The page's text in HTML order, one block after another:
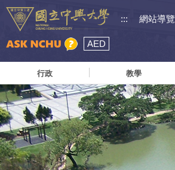
::: 網站導覽
AED
行政 教學